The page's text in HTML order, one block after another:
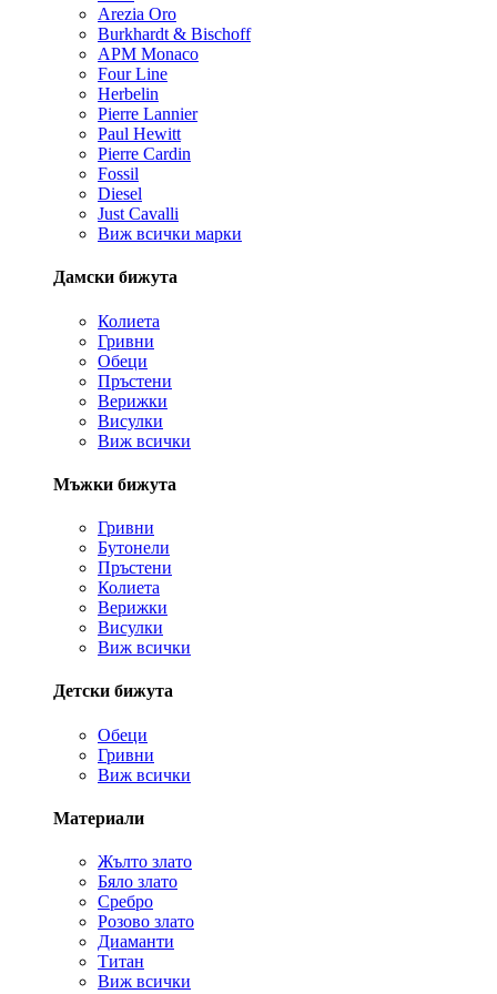
Arezia Oro
Burkhardt & Bischoff
APM Monaco
Four Line
Herbelin
Pierre Lannier
Paul Hewitt
Pierre Cardin
Fossil
Diesel
Just Cavalli
Виж всички марки
Дамски бижута
Колиета
Гривни
Обеци
Пръстени
Верижки
Висулки
Виж всички
Мъжки бижута
Гривни
Бутонели
Пръстени
Колиета
Верижки
Висулки
Виж всички
Детски бижута
Обеци
Гривни
Виж всички
Материали
Жълто злато
Бяло злато
Сребро
Розово злато
Диаманти
Титан
Виж всички